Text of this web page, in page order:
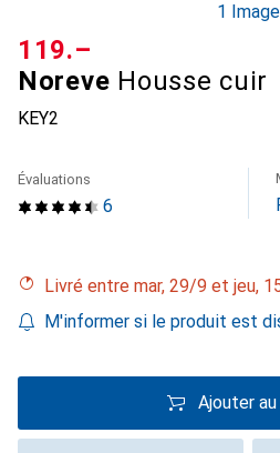
1 Image
Noreve Housse cuir
KEY2
CHF
119.–
6
Évaluations
Livré entre mar, 29/9 et jeu,
M'informer si le produit est
Ajouter